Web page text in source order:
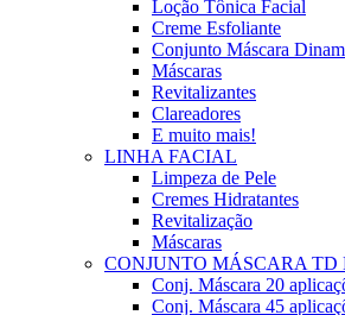
Loção Tônica Facial
Creme Esfoliante
Conjunto Máscara
Máscaras
Revitalizantes
Clareadores
E muito mais!
LINHA FACIAL
Limpeza de Pele
Cremes Hidratantes
Revitalização
Máscaras
CONJUNTO MÁSCARA TD
Conj. Máscara 20
Conj. Máscara 45